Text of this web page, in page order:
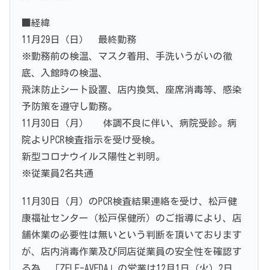
■経緯
11月29日（日） 最終勤務
※勤務前の検温、マスク着用、手洗いうがいの徹
底、入館時の検温、
飛沫防止シート設置、店内換気、座席消毒等、感染
予防策を遵守し勤務。
11月30日（月） 体調不良に伴い、病院受診。病
院よりPCR検査指示を受け受検。
新型コロナウイルス陽性と判明。
※従業員2名共通
11月30日（月）のPCR検査結果連絡を受け、松戸健
康福祉センター（松戸保健所）のご指導により、店
舗休業の必要性は無いという判断を頂いております
が、店内消毒作業及び同店従業員の安全性を確認す